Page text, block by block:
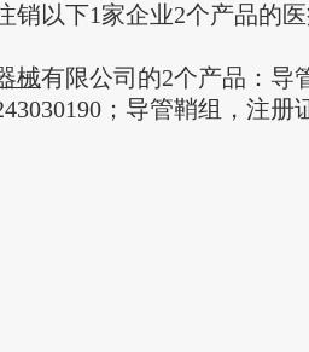
销以下1家企业2个产品的
械有限公司的2个产品：导
；导管鞘组，注册